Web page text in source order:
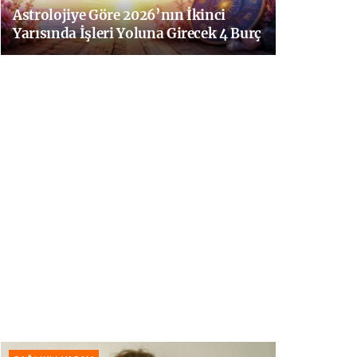
Astrolojiye Göre 2026’nın İkinci
Yarısında İşleri Yoluna Girecek 4 Burç